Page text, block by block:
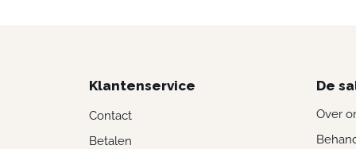
Klantenservice
Contact
Betalen
De
Over